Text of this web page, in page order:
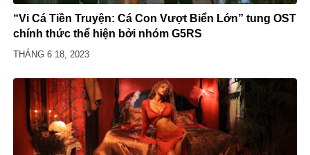
“Vi Cá Tiền Truyện: Cá Con Vượt Biển Lớn” tung OST
chính thức thể hiện bởi nhóm G5RS
THÁNG 6 18, 2023